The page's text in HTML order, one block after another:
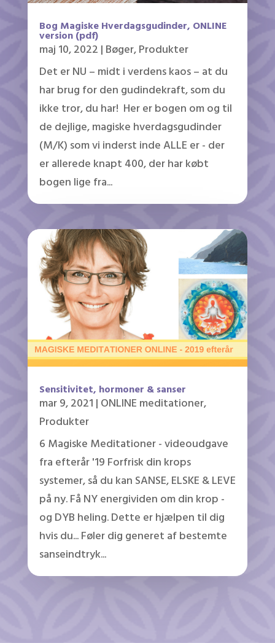
Bog Magiske Hverdagsgudinder, ONLINE
version (pdf)
maj 10, 2022 | Bøger,Produkter
Det er NU – midt i verdens kaos – at du
har brug for den gudindekraft, som du
ikke tror, du har! Her er bogen om og til
de dejlige, magiske hverdagsgudinder
(M/K) som vi inderst inde ALLE er - der
er allerede knapt 400, der har købt
bogen lige fra...
Sensitivitet, hormoner & sanser
mar 9, 2021 | ONLINE meditationer,
Produkter
6 Magiske Meditationer - videoudgave
fra efterår '19 Forfrisk din krops
systemer, så du kan SANSE, ELSKE & LEVE
på ny. Få NY energividen om din krop -
og DYB heling. Dette er hjælpen til dig
hvis du... Føler dig generet af bestemte
sanseindtryk...